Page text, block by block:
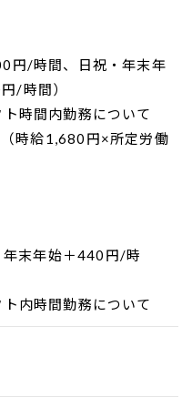
円/時間、日祝・年末年
/時間）
時間内勤務について
時給1,680円×所定労働
年末年始＋440円/時
内時間勤務について